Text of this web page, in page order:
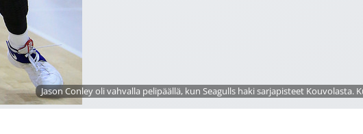
Jason Conley oli vahvalla pelipäällä, kun Seagulls haki sarjapisteet Kouvolasta.